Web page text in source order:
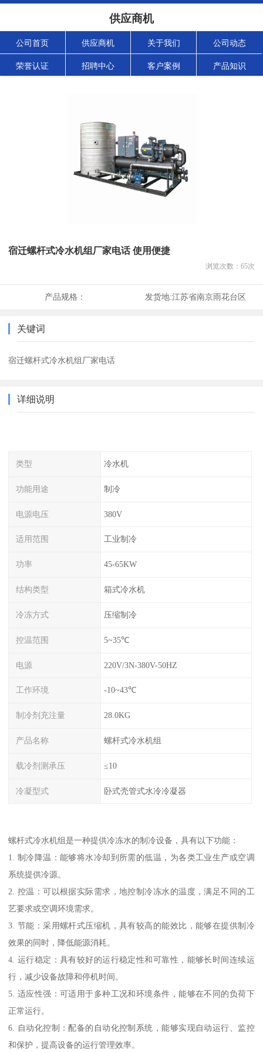
供应商机
公司首页 供应商机 关于我们 公司动态
荣誉认证 招聘中心 客户案例 产品知识
宿迁螺杆式冷水机组厂家电话 使用便捷
浏览次数： 65次
产品规格： 发货地:江苏省南京雨花台区
关键词
宿迁螺杆式冷水机组厂家电话
详细说明
类型 冷水机
功能用途 制冷
电源电压 380V
适用范围 工业制冷
功率 45-65KW
结构类型 箱式冷水机
冷冻方式 压缩制冷
控温范围 5~35℃
电源 220V/3N-380V-50HZ
工作环境 -10~43℃
制冷剂充注量 28.0KG
产品名称 螺杆式冷水机组
载冷剂测承压 ≤10
冷凝型式 卧式壳管式水冷冷凝器
螺杆式冷水机组是一种提供冷冻水的制冷设备，具有以下功能：
1. 制冷降温：能够将水冷却到所需的低温，为各类工业生产或空调
系统提供冷源。
2. 控温：可以根据实际需求，地控制冷冻水的温度，满足不同的工
艺要求或空调环境需求。
3. 节能：采用螺杆式压缩机，具有较高的能效比，能够在提供制冷
效果的同时，降低能源消耗。
4. 运行稳定：具有较好的运行稳定性和可靠性，能够长时间连续运
行，减少设备故障和停机时间。
5. 适应性强：可适用于多种工况和环境条件，能够在不同的负荷下
正常运行。
6. 自动化控制：配备的自动化控制系统，能够实现自动运行、监控
和保护，提高设备的运行管理效率。